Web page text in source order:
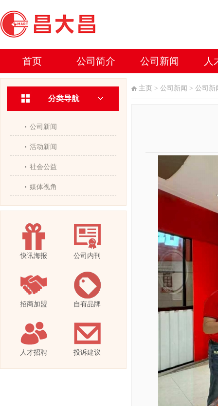
首页 公司简介 公司新闻 人
分类导航
公司新闻
活动新闻
社会公益
媒体视角
快讯海报 公司内刊
招商加盟 自有品牌
人才招聘 投诉建议
主页 > 公司新闻 > 公司新